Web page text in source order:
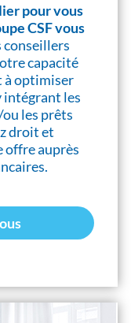
pour vous
CSF vous
capacité
à optimiser
intégrant les
les prêts
droit et
offre auprès